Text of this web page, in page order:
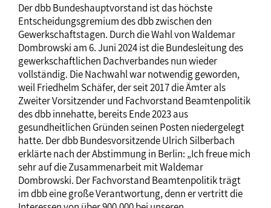
Der dbb Bundeshauptvorstand ist das höchste
Entscheidungsgremium des dbb zwischen den
Gewerkschaftstagen. Durch die Wahl von Waldemar
Dombrowski am 6. Juni 2024 ist die Bundesleitung des
gewerkschaftlichen Dachverbandes nun wieder
vollständig. Die Nachwahl war notwendig geworden,
weil Friedhelm Schäfer, der seit 2017 die Ämter als
Zweiter Vorsitzender und Fachvorstand Beamtenpolitik
des dbb innehatte, bereits Ende 2023 aus
gesundheitlichen Gründen seinen Posten niedergelegt
hatte. Der dbb Bundesvorsitzende Ulrich Silberbach
erklärte nach der Abstimmung in Berlin: „Ich freue mich
sehr auf die Zusammenarbeit mit Waldemar
Dombrowski. Der Fachvorstand Beamtenpolitik trägt
im dbb eine große Verantwortung, denn er vertritt die